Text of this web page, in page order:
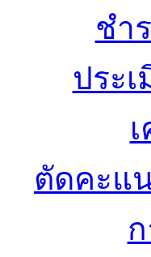
ชำ
ประ
ตัดคะแ